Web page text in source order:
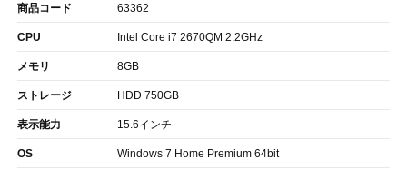
商品コード 63362
CPU Intel Core i7 2670QM 2.2GHz
メモリ 8GB
ストレージ HDD 750GB
表示能力 15.6インチ
OS Windows 7 Home Premium 64bit